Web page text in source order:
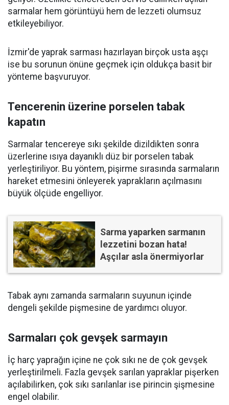
sarmalar hem görüntüyü hem de lezzeti olumsuz
etkileyebiliyor.
İzmir'de yaprak sarması hazırlayan birçok usta aşçı
ise bu sorunun önüne geçmek için oldukça basit bir
yönteme başvuruyor.
Tencerenin üzerine porselen tabak
kapatın
Sarmalar tencereye sıkı şekilde dizildikten sonra
üzerlerine ısıya dayanıklı düz bir porselen tabak
yerleştiriliyor. Bu yöntem, pişirme sırasında sarmaların
hareket etmesini önleyerek yaprakların açılmasını
büyük ölçüde engelliyor.
Sarma yaparken sarmanın
lezzetini bozan hata!
Aşçılar asla önermiyorlar
Tabak aynı zamanda sarmaların suyunun içinde
dengeli şekilde pişmesine de yardımcı oluyor.
Sarmaları çok gevşek sarmayın
İç harç yaprağın içine ne çok sıkı ne de çok gevşek
yerleştirilmeli. Fazla gevşek sarılan yapraklar pişerken
açılabilirken, çok sıkı sarılanlar ise pirincin şişmesine
engel olabilir.